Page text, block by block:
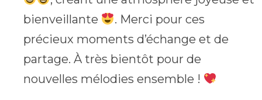
bienveillante
. Merci pour ces
précieux moments d’échange et de
partage. À très bientôt pour de
nouvelles mélodies ensemble !